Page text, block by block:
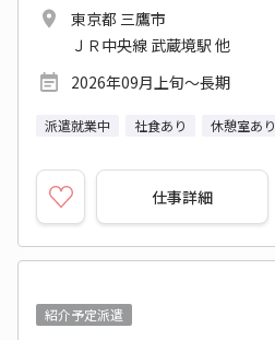
東京都 三鷹市
ＪＲ中央線 武蔵境駅 他
2026年09月上旬～長期
派遣就業中 社食あり 休憩室あり
仕事詳細
紹介予定派遣